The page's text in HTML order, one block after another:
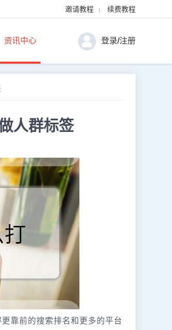
邀请教程 | 续费教程
资讯中心 登录/注册
人群标签
靠前的搜索排名和更多的平台